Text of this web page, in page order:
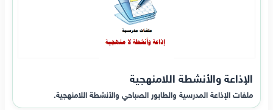
الإذاعة والأنشطة اللامنهجية
ملفات الإذاعة المدرسية والطابور الصباحي والأنشطة اللامنهجية.